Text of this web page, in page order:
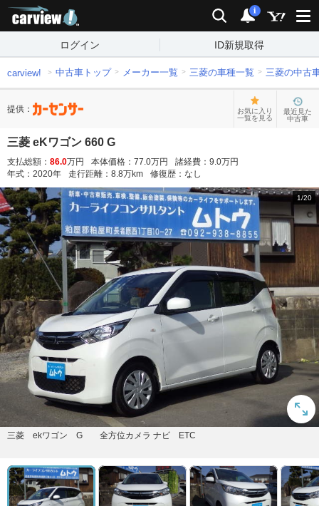
検索 通知
i
ログイン ID新規取得
carview! 中古車トップ メーカー一覧 三菱の車種一覧 三菱の中古
提供：
お気に入り
一覧を見る
最近見た
中古車
三菱 eKワゴン 660 G
支払総額： 86.0万円 本体価格： 77.0万円 諸経費： 9.0万円
年式： 2020年 走行距離： 8.8万km 修復歴： なし
1/20
三菱 ekワゴン G 全方位カメラ ナビ ETC